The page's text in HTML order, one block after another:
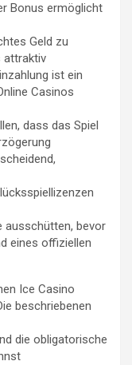
Bonus ermöglicht
Geld zu
attraktiv
ist ein
Casinos
dass das Spiel
ausschütten, bevor
eines offiziellen
Ice Casino
beschriebenen
die obligatorische